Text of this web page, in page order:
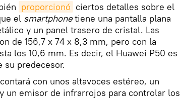
proporcionó ciertos detalles sobre el
el smartphonetiene una pantalla plana
y un panel trasero de cristal. Las
de 156,7 x 74 x 8,3 mm, pero con la
los 10,6 mm. Es decir, el Huawei P50 es
su predecesor.
con unos altavoces estéreo, un
un emisor de infrarrojos para controlar los